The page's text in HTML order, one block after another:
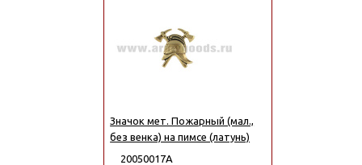
Значок мет. Пожарный (мал.,
без венка) на пимсе (латунь)
20050017А